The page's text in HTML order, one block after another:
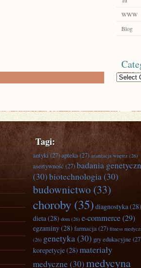
WWW
Blog
Categories
Tagi:
antyki(27)apteka(27) aranżacja wnętrz (26)
asertywność (27)badania
(30)biotechnologia(30)
budownictwo (33)
choroby (35) diagnostyka(28)
dieta(28) dom (26) e-commerce(29)
egzaminy(28) farmacja(27) fitness
(26) genetyka(30) gry edukacyjne
korepetycje(28) materiały
medyczne (30)medycyna